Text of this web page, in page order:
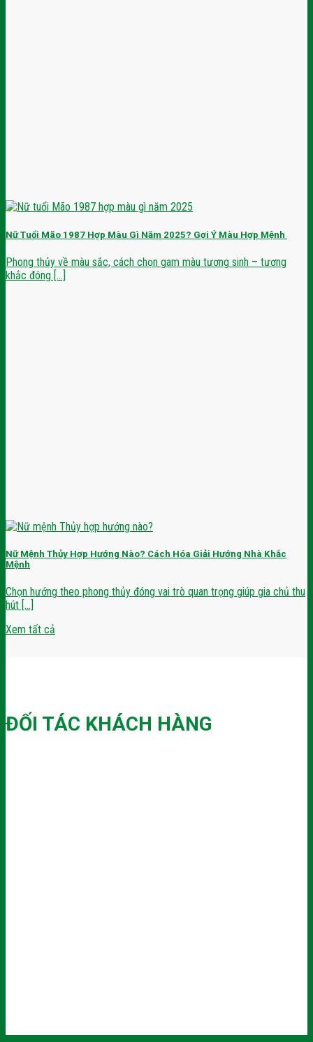
Nữ Tuổi Mão 1987 Hợp Màu Gì Năm 2025? Gợi Ý Màu Hợp Mệnh
Phong thủy về màu sắc, cách chọn gam màu tương sinh – tương
khắc đóng [...]
Nữ Mệnh Thủy Hợp Hướng Nào? Cách Hóa Giải Hướng Nhà Khắc
Mệnh
Chọn hướng theo phong thủy đóng vai trò quan trọng giúp gia chủ thu
hút [...]
Xem tất cả
ĐỐI TÁC KHÁCH HÀNG